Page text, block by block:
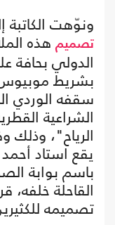
ونوّهت
تصميم هذه
الدولي بحافة
بشريط
سقفه الوردي
الشراعية
الرياح"، وذلك
يقع استاد
باسم بوابة
القاحلة
تصميمه